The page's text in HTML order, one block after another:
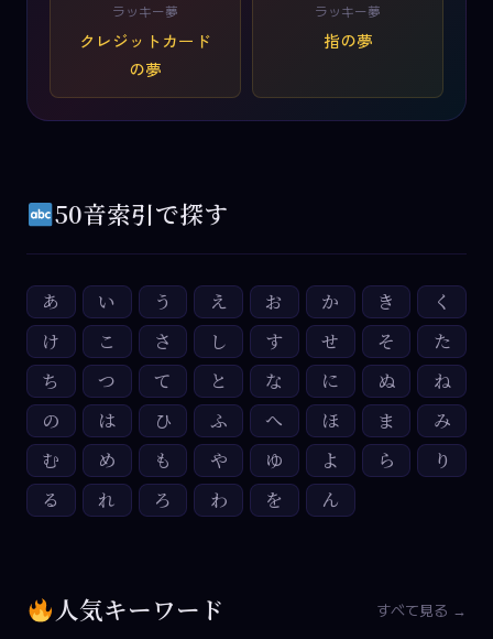
ラッキー夢
クレジットカード
の夢
ラッキー夢
指の夢
50音索引で探す
あ い う え お か き
く
け
こ さ し す せ そ
た
ち
つ て と な に ぬ
ね
の
は ひ ふ へ ほ ま
み
む
め も や ゆ よ ら
り
る
れ ろ わ を ん
人気キーワード すべて見る →